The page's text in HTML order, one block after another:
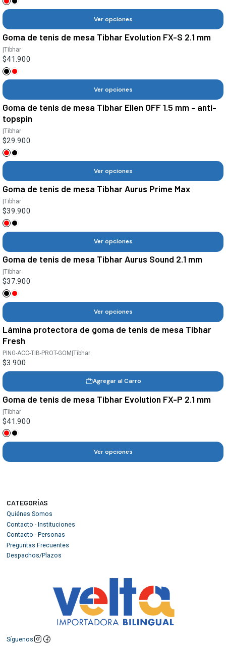
Ver opciones
Goma de tenis de mesa Tibhar Evolution FX-S 2.1 mm
|Tibhar
$41.900
Ver opciones
Goma de tenis de mesa Tibhar Ellen OFF 1.5 mm - anti-
topspin
|Tibhar
$29.900
Ver opciones
Goma de tenis de mesa Tibhar Aurus Prime Max
|Tibhar
$39.900
Ver opciones
Goma de tenis de mesa Tibhar Aurus Sound 2.1 mm
|Tibhar
$37.900
Ver opciones
Lámina protectora de goma de tenis de mesa Tibhar
Fresh
PING-ACC-TIB-PROT-GOM |Tibhar
$3.900
Agregar al Carro
Goma de tenis de mesa Tibhar Evolution FX-P 2.1 mm
|Tibhar
$41.900
Ver opciones
CATEGORÍAS
Quiénes Somos
Contacto - Instituciones
Contacto - Personas
Preguntas Frecuentes
Despachos/Plazos
Síguenos